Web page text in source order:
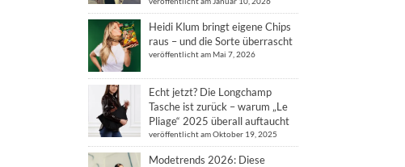
Heidi Klum bringt eigene Chips
raus – und die Sorte überrascht
veröffentlicht am Mai 7, 2026
Echt jetzt? Die Longchamp
Tasche ist zurück – warum „Le
Pliage“ 2025 überall auftaucht
veröffentlicht am Oktober 19, 2025
Modetrends 2026: Diese